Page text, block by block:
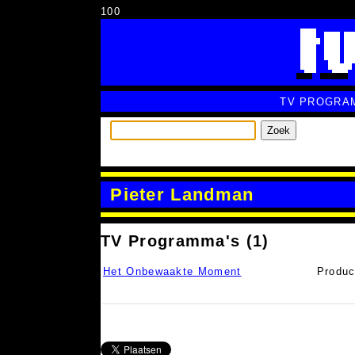
100
TV
Zoek
Pieter Landman
TV Programma's (1)
Het Onbewaakte Moment